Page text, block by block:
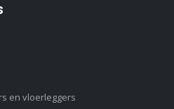
en vloerleggers